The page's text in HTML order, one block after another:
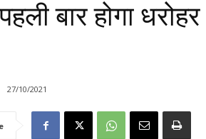
बार होगा
27/10/2021